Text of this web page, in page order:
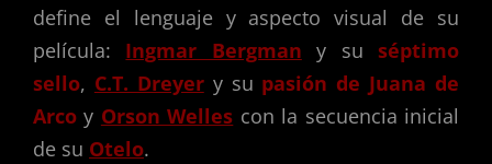
define el lenguaje y aspecto visual de su
película: Ingmar Bergman y su séptimo
sello, C.T. Dreyery su pasión de Juana de
Arco y Orson Welles con la secuencia inicial
de su Otelo.